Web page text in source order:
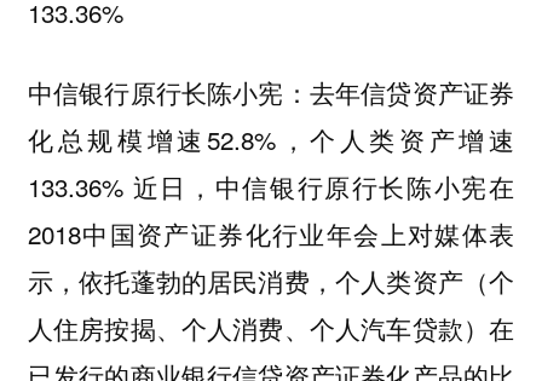
133.36%
中信银行原行长陈小宪：去年信贷资产证券
化总规模增速52.8%，个人类资产增速
133.36% 近日，中信银行原行长陈小宪在
2018中国资产证券化行业年会上对媒体表
示，依托蓬勃的居民消费，个人类资产（个
人住房按揭、个人消费、个人汽车贷款）在